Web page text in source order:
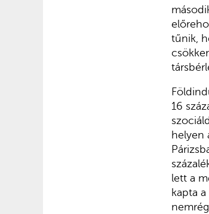
tűnik,
16
helyen
lett a
kapta